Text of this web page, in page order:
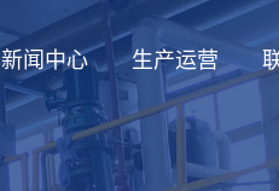
新闻中心 生产运营